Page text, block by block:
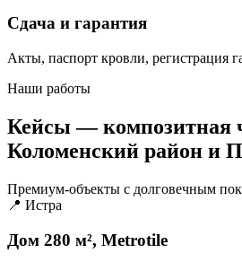
Сдача и гарантия
Акты, паспорт кровли, регистрация
Наши работы
Кейсы — композитная
Коломенский район и
Премиум-объекты с долговечным
📍 Истра
Дом 280 м², Metrotile